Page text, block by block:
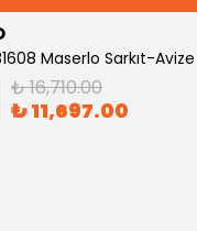
Maserlo Sarkıt-Avize
₺ 16,710.00
₺ 11,697.00